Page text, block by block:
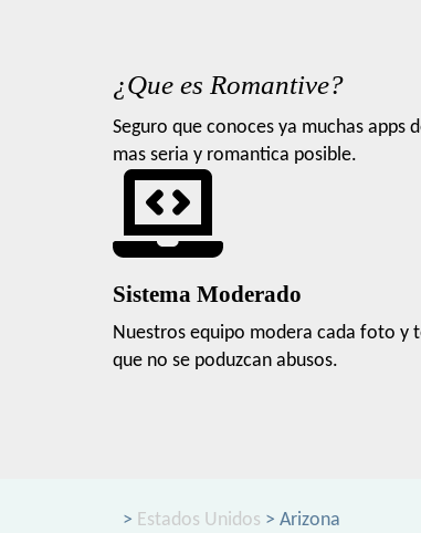
¿Que es Romantive?
Seguro que conoces ya muchas
mas seria y romantica posible.
Sistema Moderado
Nuestros equipo modera cada foto y
que no se poduzcan abusos.
> Estados Unidos > Arizona